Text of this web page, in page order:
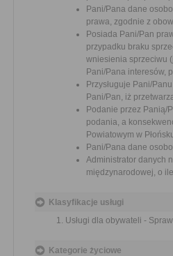
Pani/Pana dane
prawa, zgodnie z
Posiada Pani/Pan
przypadku braku
wniesienia sprzeciwu
Pani/Pana interesów,
Przysługuje Pani/
Pani/Pan, iż
Podanie przez Panią/
podania, a
Powiatowym w
Pani/Pana dane
Administrator danych
międzynarodowej, o
Klasyfikacje usługi
Usługi dla obywateli -
Kategorie życiowe